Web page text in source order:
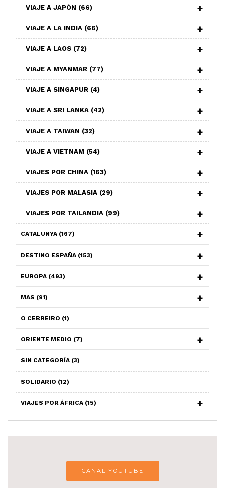
VIAJE A JAPÓN (66)
VIAJE A LA INDIA (66)
VIAJE A LAOS (72)
VIAJE A MYANMAR (77)
VIAJE A SINGAPUR (4)
VIAJE A SRI LANKA (42)
VIAJE A TAIWAN (32)
VIAJE A VIETNAM (54)
VIAJES POR CHINA (163)
VIAJES POR MALASIA (29)
VIAJES POR TAILANDIA (99)
CATALUNYA (167)
DESTINO ESPAÑA (153)
EUROPA (493)
MAS (91)
O CEBREIRO (1)
ORIENTE MEDIO (7)
SIN CATEGORÍA (3)
SOLIDARIO (12)
VIAJES POR ÁFRICA (15)
CANAL YOUTUBE